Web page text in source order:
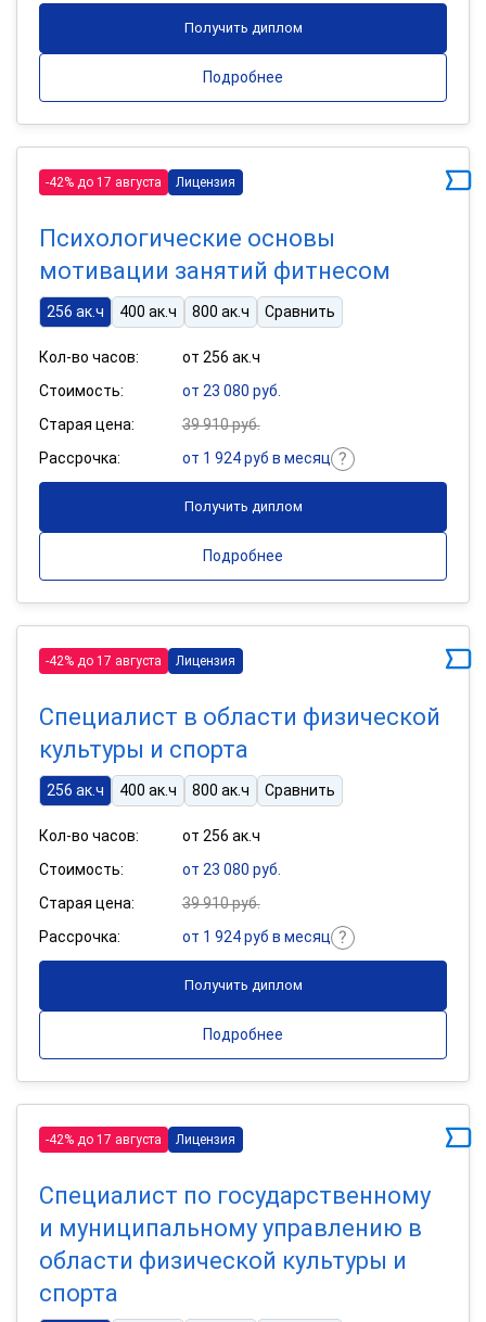
Получить диплом
Подробнее
-42% до 17 августа Лицензия
Психологические основы
мотивации занятий фитнесом
256 ак.ч 400 ак.ч 800 ак.ч Сравнить
Кол-во часов:
от 256 ак.ч
Стоимость:
от 23 080 руб.
Старая цена:
39 910 руб.
Рассрочка:
от 1 924 руб в месяц
Получить диплом
Подробнее
-42% до 17 августа Лицензия
Специалист в области физической
культуры и спорта
256 ак.ч 400 ак.ч 800 ак.ч Сравнить
Кол-во часов:
от 256 ак.ч
Стоимость:
от 23 080 руб.
Старая цена:
39 910 руб.
Рассрочка:
от 1 924 руб в месяц
Получить диплом
Подробнее
-42% до 17 августа Лицензия
Специалист по государственному
и муниципальному управлению в
области физической культуры и
спорта